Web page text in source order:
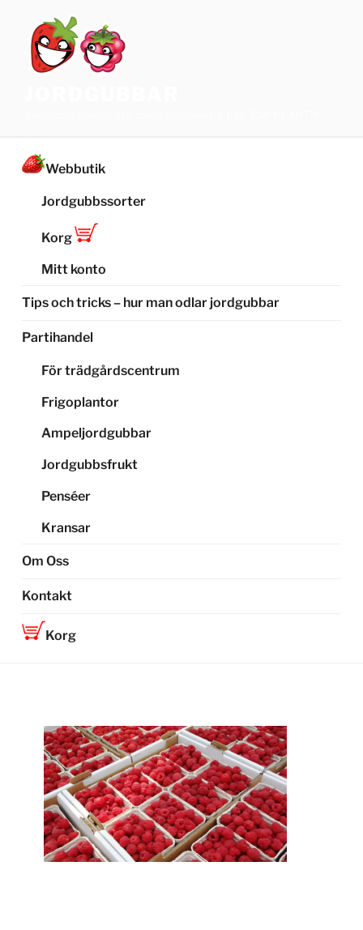
innehåll
Webbutik
Jordgubbssorter
Korg
Mitt konto
Tips och tricks – hur man odlar jordgubbar
Partihandel
För trädgårdscentrum
Frigoplantor
Ampeljordgubbar
Jordgubbsfrukt
Penséer
Kransar
Om Oss
Kontakt
Korg